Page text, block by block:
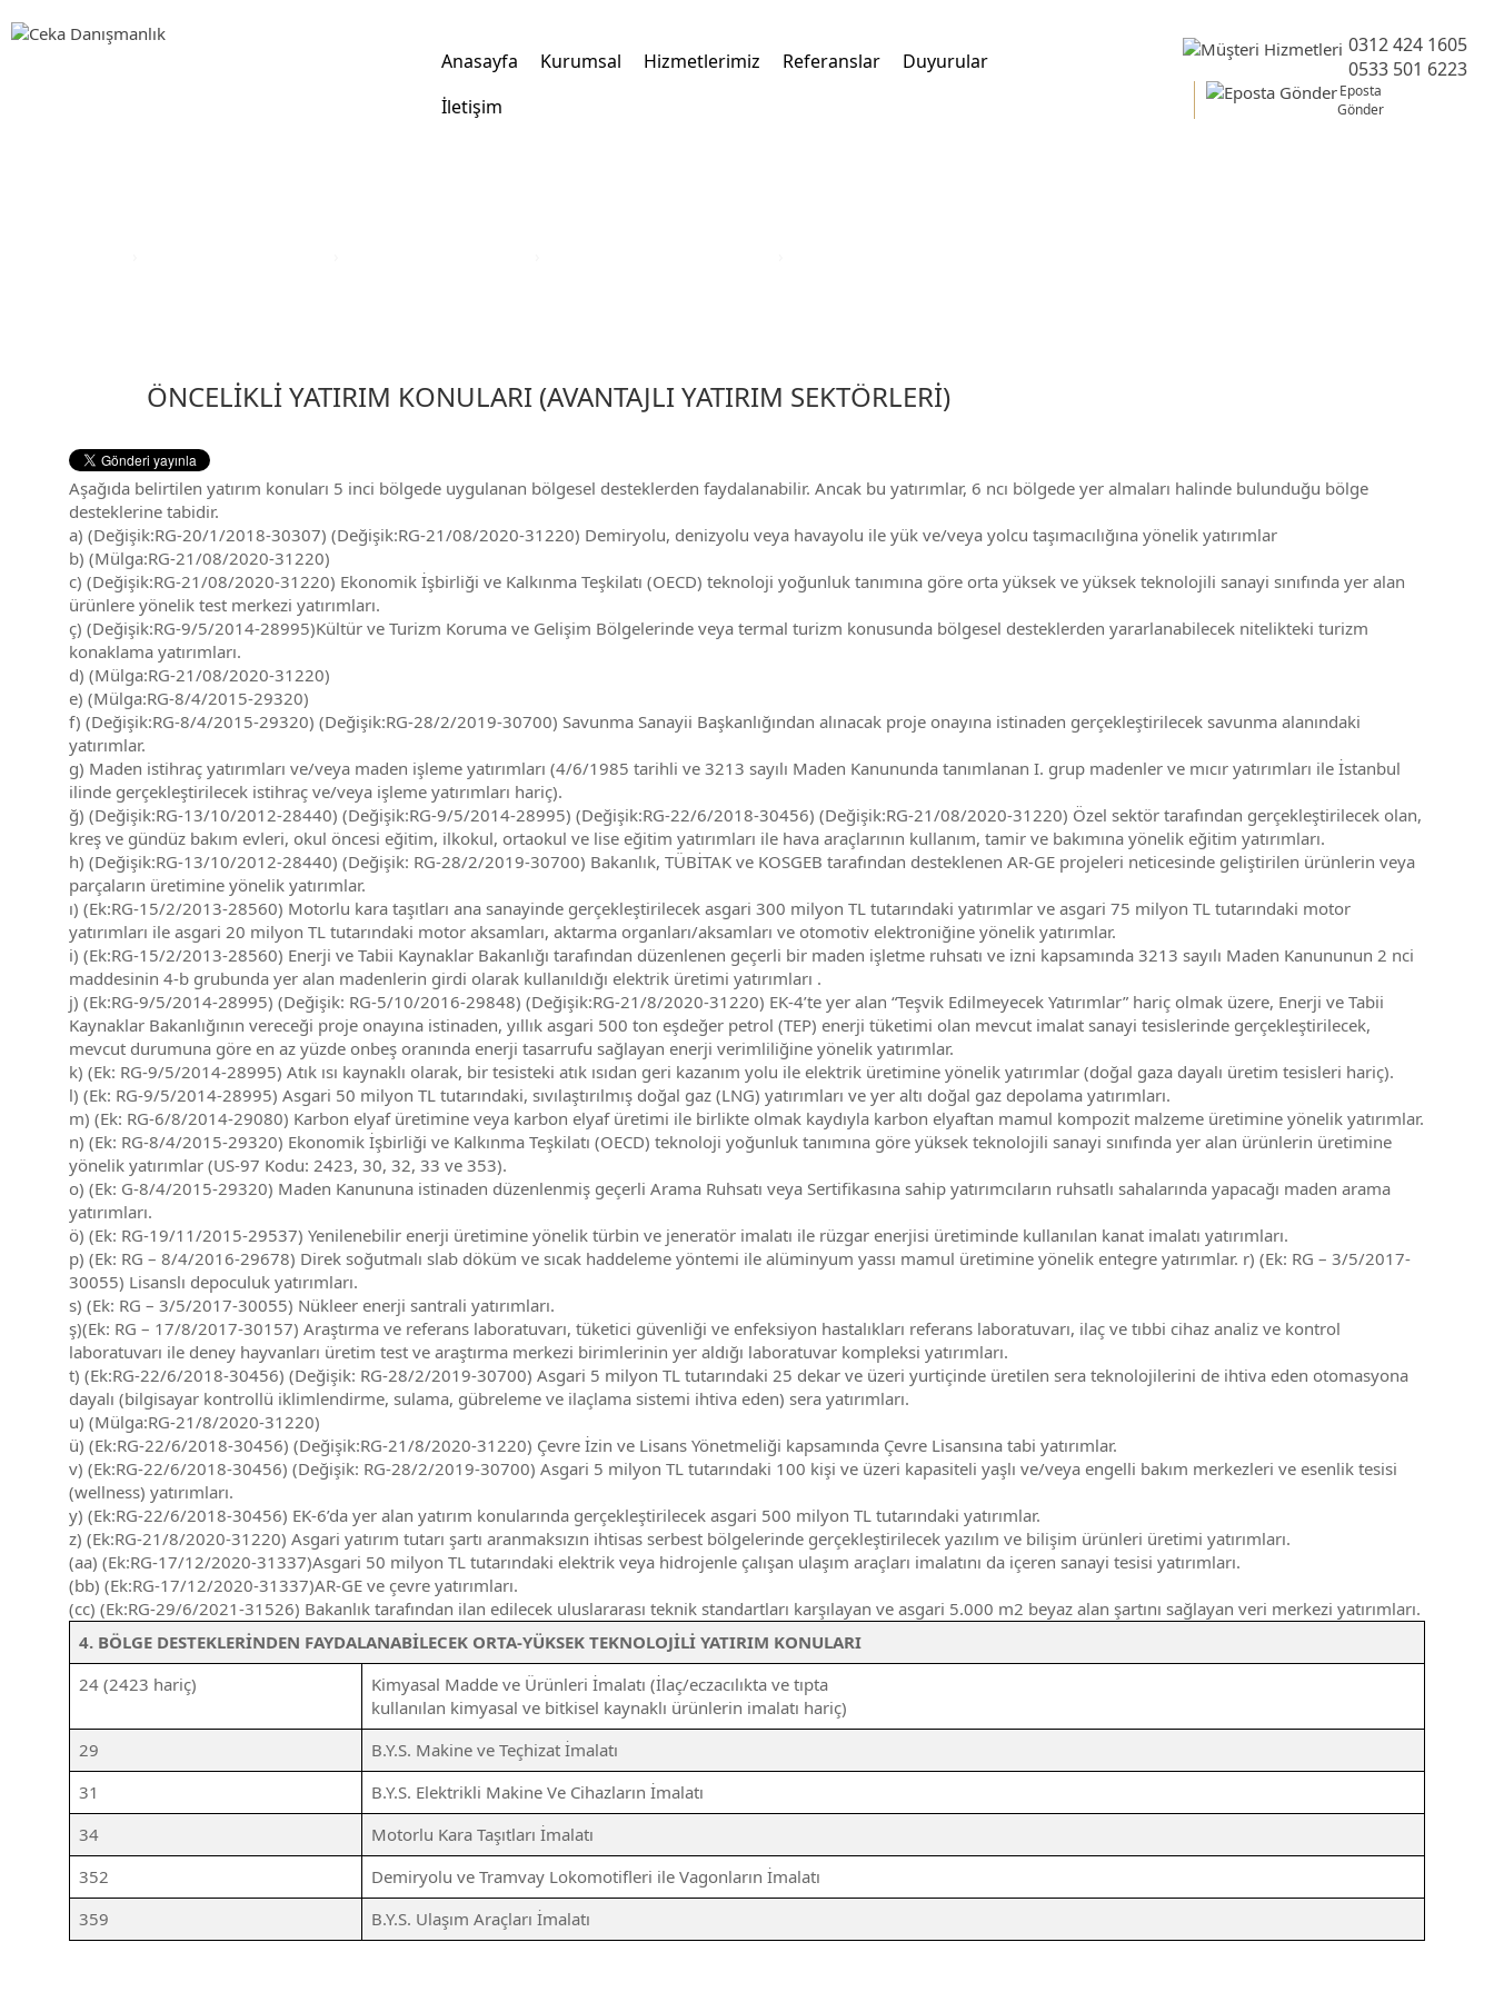
Anasayfa Kurumsal Hizmetlerimiz Referanslar
Duyurular
İletişim
0312 424 1605
0533 501 6223
Eposta
Gönder
ÖNCELİKLİ YATIRIM KONULARI (AVANTAJLI YATIRIM SEKTÖRLERİ)
Aşağıda belirtilen yatırım konuları 5 inci bölgede uygulanan bölgesel desteklerden faydalanabilir. Ancak bu yatırımlar, 6 ncı bölgede yer almaları halinde bulunduğu bölge
desteklerine tabidir.
a) (Değişik:RG-20/1/2018-30307) (Değişik:RG-21/08/2020-31220) Demiryolu, denizyolu veya havayolu ile yük ve/veya yolcu taşımacılığına yönelik yatırımlar
b) (Mülga:RG-21/08/2020-31220)
c) (Değişik:RG-21/08/2020-31220) Ekonomik İşbirliği ve Kalkınma Teşkilatı (OECD) teknoloji yoğunluk tanımına göre orta yüksek ve yüksek teknolojili sanayi sınıfında yer alan
ürünlere yönelik test merkezi yatırımları.
ç) (Değişik:RG-9/5/2014-28995)Kültür ve Turizm Koruma ve Gelişim Bölgelerinde veya termal turizm konusunda bölgesel desteklerden yararlanabilecek nitelikteki turizm
konaklama yatırımları.
d) (Mülga:RG-21/08/2020-31220)
e) (Mülga:RG-8/4/2015-29320)
f) (Değişik:RG-8/4/2015-29320) (Değişik:RG-28/2/2019-30700) Savunma Sanayii Başkanlığından alınacak proje onayına istinaden gerçekleştirilecek savunma alanındaki
yatırımlar.
g) Maden istihraç yatırımları ve/veya maden işleme yatırımları (4/6/1985 tarihli ve 3213 sayılı Maden Kanununda tanımlanan I. grup madenler ve mıcır yatırımları ile İstanbul
ilinde gerçekleştirilecek istihraç ve/veya işleme yatırımları hariç).
ğ) (Değişik:RG-13/10/2012-28440) (Değişik:RG-9/5/2014-28995) (Değişik:RG-22/6/2018-30456) (Değişik:RG-21/08/2020-31220) Özel sektör tarafından gerçekleştirilecek olan,
kreş ve gündüz bakım evleri, okul öncesi eğitim, ilkokul, ortaokul ve lise eğitim yatırımları ile hava araçlarının kullanım, tamir ve bakımına yönelik eğitim yatırımları.
h) (Değişik:RG-13/10/2012-28440) (Değişik: RG-28/2/2019-30700) Bakanlık, TÜBİTAK ve KOSGEB tarafından desteklenen AR-GE projeleri neticesinde geliştirilen ürünlerin veya
parçaların üretimine yönelik yatırımlar.
ı) (Ek:RG-15/2/2013-28560) Motorlu kara taşıtları ana sanayinde gerçekleştirilecek asgari 300 milyon TL tutarındaki yatırımlar ve asgari 75 milyon TL tutarındaki motor
yatırımları ile asgari 20 milyon TL tutarındaki motor aksamları, aktarma organları/aksamları ve otomotiv elektroniğine yönelik yatırımlar.
i) (Ek:RG-15/2/2013-28560) Enerji ve Tabii Kaynaklar Bakanlığı tarafından düzenlenen geçerli bir maden işletme ruhsatı ve izni kapsamında 3213 sayılı Maden Kanununun 2 nci
maddesinin 4-b grubunda yer alan madenlerin girdi olarak kullanıldığı elektrik üretimi yatırımları .
j) (Ek:RG-9/5/2014-28995) (Değişik: RG-5/10/2016-29848) (Değişik:RG-21/8/2020-31220) EK-4’te yer alan “Teşvik Edilmeyecek Yatırımlar” hariç olmak üzere, Enerji ve Tabii
Kaynaklar Bakanlığının vereceği proje onayına istinaden, yıllık asgari 500 ton eşdeğer petrol (TEP) enerji tüketimi olan mevcut imalat sanayi tesislerinde gerçekleştirilecek,
mevcut durumuna göre en az yüzde onbeş oranında enerji tasarrufu sağlayan enerji verimliliğine yönelik yatırımlar.
k) (Ek: RG-9/5/2014-28995) Atık ısı kaynaklı olarak, bir tesisteki atık ısıdan geri kazanım yolu ile elektrik üretimine yönelik yatırımlar (doğal gaza dayalı üretim tesisleri hariç).
l) (Ek: RG-9/5/2014-28995) Asgari 50 milyon TL tutarındaki, sıvılaştırılmış doğal gaz (LNG) yatırımları ve yer altı doğal gaz depolama yatırımları.
m) (Ek: RG-6/8/2014-29080) Karbon elyaf üretimine veya karbon elyaf üretimi ile birlikte olmak kaydıyla karbon elyaftan mamul kompozit malzeme üretimine yönelik yatırımlar.
n) (Ek: RG-8/4/2015-29320) Ekonomik İşbirliği ve Kalkınma Teşkilatı (OECD) teknoloji yoğunluk tanımına göre yüksek teknolojili sanayi sınıfında yer alan ürünlerin üretimine
yönelik yatırımlar (US-97 Kodu: 2423, 30, 32, 33 ve 353).
o) (Ek: G-8/4/2015-29320) Maden Kanununa istinaden düzenlenmiş geçerli Arama Ruhsatı veya Sertifikasına sahip yatırımcıların ruhsatlı sahalarında yapacağı maden arama
yatırımları.
ö) (Ek: RG-19/11/2015-29537) Yenilenebilir enerji üretimine yönelik türbin ve jeneratör imalatı ile rüzgar enerjisi üretiminde kullanılan kanat imalatı yatırımları.
p) (Ek: RG – 8/4/2016-29678) Direk soğutmalı slab döküm ve sıcak haddeleme yöntemi ile alüminyum yassı mamul üretimine yönelik entegre yatırımlar. r) (Ek: RG – 3/5/2017-
30055) Lisanslı depoculuk yatırımları.
s) (Ek: RG – 3/5/2017-30055) Nükleer enerji santrali yatırımları.
ş)(Ek: RG – 17/8/2017-30157) Araştırma ve referans laboratuvarı, tüketici güvenliği ve enfeksiyon hastalıkları referans laboratuvarı, ilaç ve tıbbi cihaz analiz ve kontrol
laboratuvarı ile deney hayvanları üretim test ve araştırma merkezi birimlerinin yer aldığı laboratuvar kompleksi yatırımları.
t) (Ek:RG-22/6/2018-30456) (Değişik: RG-28/2/2019-30700) Asgari 5 milyon TL tutarındaki 25 dekar ve üzeri yurtiçinde üretilen sera teknolojilerini de ihtiva eden otomasyona
dayalı (bilgisayar kontrollü iklimlendirme, sulama, gübreleme ve ilaçlama sistemi ihtiva eden) sera yatırımları.
u) (Mülga:RG-21/8/2020-31220)
ü) (Ek:RG-22/6/2018-30456) (Değişik:RG-21/8/2020-31220) Çevre İzin ve Lisans Yönetmeliği kapsamında Çevre Lisansına tabi yatırımlar.
v) (Ek:RG-22/6/2018-30456) (Değişik: RG-28/2/2019-30700) Asgari 5 milyon TL tutarındaki 100 kişi ve üzeri kapasiteli yaşlı ve/veya engelli bakım merkezleri ve esenlik tesisi
(wellness) yatırımları.
y) (Ek:RG-22/6/2018-30456) EK-6’da yer alan yatırım konularında gerçekleştirilecek asgari 500 milyon TL tutarındaki yatırımlar.
z) (Ek:RG-21/8/2020-31220) Asgari yatırım tutarı şartı aranmaksızın ihtisas serbest bölgelerinde gerçekleştirilecek yazılım ve bilişim ürünleri üretimi yatırımları.
(aa) (Ek:RG-17/12/2020-31337)Asgari 50 milyon TL tutarındaki elektrik veya hidrojenle çalışan ulaşım araçları imalatını da içeren sanayi tesisi yatırımları.
(bb) (Ek:RG-17/12/2020-31337)AR-GE ve çevre yatırımları.
(cc) (Ek:RG-29/6/2021-31526) Bakanlık tarafından ilan edilecek uluslararası teknik standartları karşılayan ve asgari 5.000 m2 beyaz alan şartını sağlayan veri merkezi yatırımları.
4. BÖLGE DESTEKLERİNDEN FAYDALANABİLECEK ORTA-YÜKSEK TEKNOLOJİLİ YATIRIM KONULARI
24 (2423 hariç)
Kimyasal Madde ve Ürünleri İmalatı (İlaç/eczacılıkta ve tıpta
kullanılan kimyasal ve bitkisel kaynaklı ürünlerin imalatı hariç)
29
B.Y.S. Makine ve Teçhizat İmalatı
31
B.Y.S. Elektrikli Makine Ve Cihazların İmalatı
34
Motorlu Kara Taşıtları İmalatı
352
Demiryolu ve Tramvay Lokomotifleri ile Vagonların İmalatı
359
B.Y.S. Ulaşım Araçları İmalatı